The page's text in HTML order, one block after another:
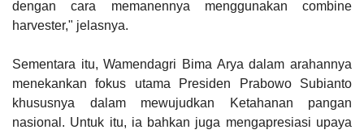
dengan cara memanennya menggunakan combine
harvester," jelasnya.
Sementara itu, Wamendagri Bima Arya dalam arahannya
menekankan fokus utama Presiden Prabowo Subianto
khususnya dalam mewujudkan Ketahanan pangan
nasional. Untuk itu, ia bahkan juga mengapresiasi upaya